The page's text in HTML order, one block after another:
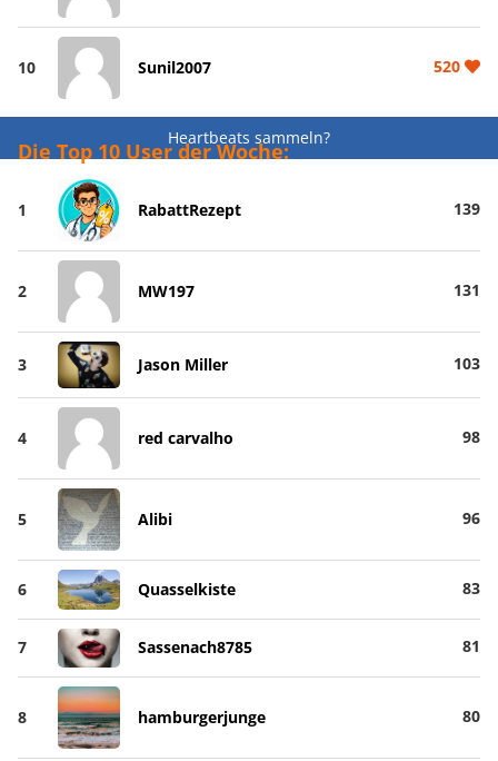
10 Sunil2007 520
Heartbeats sammeln?
Die Top 10 User der Woche:
1 RabattRezept 139
2 MW197 131
3 Jason Miller 103
4 red carvalho 98
5 Alibi 96
6 Quasselkiste 83
7 Sassenach8785 81
8 hamburgerjunge 80